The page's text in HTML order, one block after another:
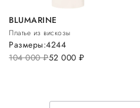
BLUMARINE
Платье из вискозы
104 000руб.52 000 руб.
Размеры:4244